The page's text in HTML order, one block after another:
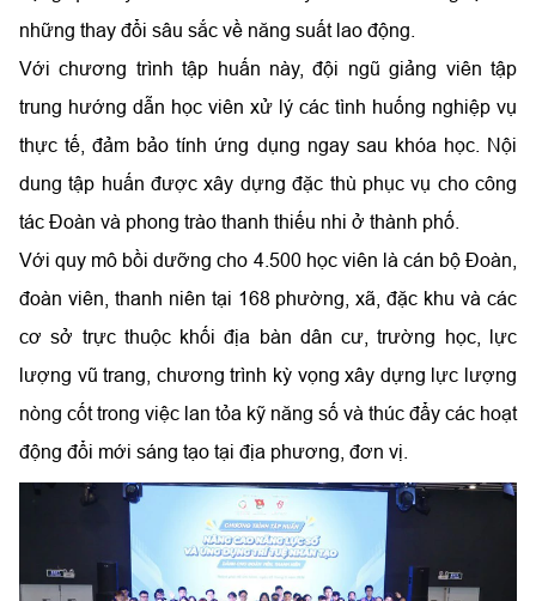
những thay đổi sâu sắc về năng suất lao động.
Với chương trình tập huấn này, đội ngũ giảng viên tập
trung hướng dẫn học viên xử lý các tình huống nghiệp vụ
thực tế, đảm bảo tính ứng dụng ngay sau khóa học. Nội
dung tập huấn được xây dựng đặc thù phục vụ cho công
tác Đoàn và phong trào thanh thiếu nhi ở thành phố.
Với quy mô bồi dưỡng cho 4.500 học viên là cán bộ Đoàn,
đoàn viên, thanh niên tại 168 phường, xã, đặc khu và các
cơ sở trực thuộc khối địa bàn dân cư, trường học, lực
lượng vũ trang, chương trình kỳ vọng xây dựng lực lượng
nòng cốt trong việc lan tỏa kỹ năng số và thúc đẩy các hoạt
động đổi mới sáng tạo tại địa phương, đơn vị.